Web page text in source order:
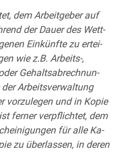
dem Ar­beit­ge­ber auf
der Dau­er des Wett­
Ein­künf­te zu er­tei­
wie z.B. Ar­beits-,
Ge­halts­ab­rech­nun­
Ar­beits­ver­wal­tung
vor­zu­le­gen und in Ko­pie
fer­ner ver­pflich­tet, dem
für al­le Ka­
zu über­las­sen, in de­ren